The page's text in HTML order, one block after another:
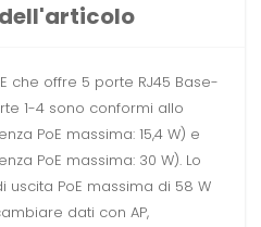
che offre 5 porte RJ45 Base-
1-4 sono conformi allo
PoE massima: 15,4 W) e
PoE massima: 30 W). Lo
PoE massima di 58 W
dati con AP,